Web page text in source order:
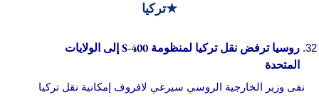
★تركيا
روسيا ترفض نقل تركيا لمنظومة S-400 إلى الولايات
المتحدة
نفى وزير الخارجية الروسي سيرغي لافروف إمكانية نقل تركيا